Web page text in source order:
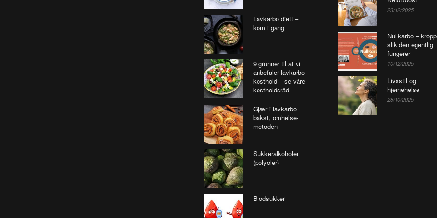
Lavkarbo diett –
kom i gang
9 grunner til at vi
anbefaler lavkarbo
kosthold – se våre
kostholdsråd
Gjær i lavkarbo
bakst, omhelse-
metoden
Sukkeralkoholer
(polyoler)
Blodsukker
23/12/2025
Nullkarbo –
slik den egentlig
fungerer
10/12/2025
Livsstil og
hjernehelse
28/10/2025